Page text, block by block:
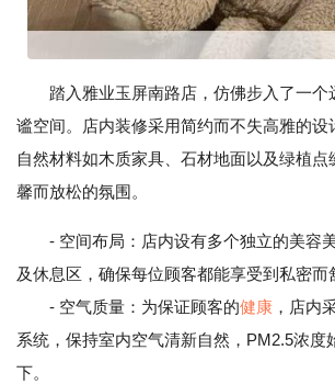
踏入雅业玉屏南路店，仿佛步入了一个
谧空间。店内装修采用简约而不失高雅的设
自然材料如木质家具、石材地面以及绿植点
馨而放松的氛围。
- 空间布局：店内设有多个独立的美容
及休息区，确保每位顾客都能享受到私密而
- 空气质量：为保证顾客的健康 ，店内
系统，保持室内空气清新自然，PM2.5浓度
下。